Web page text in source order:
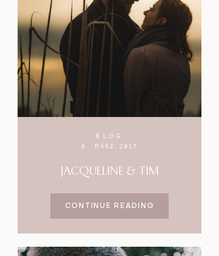
BLOG
8. MÄRZ 2017
JACQUELINE & TIM
CONTINUE READING